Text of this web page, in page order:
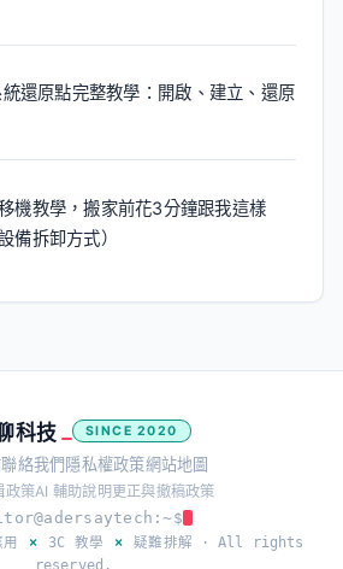
還原點完整教學：開啟、建立、還原
機教學，搬家前花3分鐘跟我這樣
備拆卸方式）
科技 SINCE 2020
聯絡我們 隱私權政策網站地圖
政策AI 輔助說明更正與撤稿政策
× 3C 教學 × 疑難排解 · All rights
reserved.